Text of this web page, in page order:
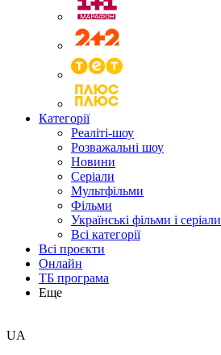
Категорії
Реаліті-шоу
Розважальні шоу
Новини
Серіали
Мультфільми
Фільми
Українські фільми і серіали
Всі категорії
Всі проєкти
Онлайн
ТБ програма
Еще
UA